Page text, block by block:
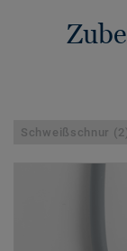
Schweißschnur (2)